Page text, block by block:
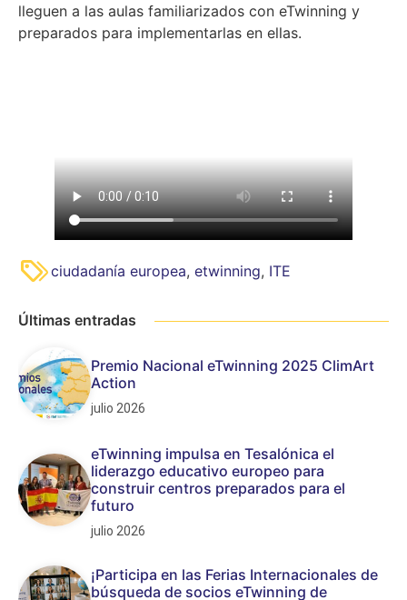
lleguen a las aulas familiarizados con eTwinning y
preparados para implementarlas en ellas.
ciudadanía europea, etwinning, ITE
Últimas entradas
Premio Nacional eTwinning 2025 ClimArt
Action
julio 2026
eTwinning impulsa en Tesalónica el
liderazgo educativo europeo para
construir centros preparados para el
futuro
julio 2026
¡Participa en las Ferias Internacionales de
búsqueda de socios eTwinning de